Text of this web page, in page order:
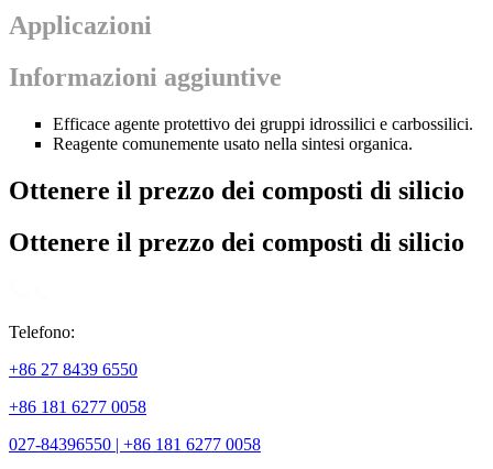
Applicazioni
Informazioni aggiuntive
Efficace agente protettivo dei gruppi idrossilici e carbossilici.
Reagente comunemente usato nella sintesi organica.
Ottenere il prezzo dei composti di silicio
Ottenere il prezzo dei composti di silicio
Telefono:
+86 27 8439 6550
+86 181 6277 0058
027-84396550 | +86 181 6277 0058